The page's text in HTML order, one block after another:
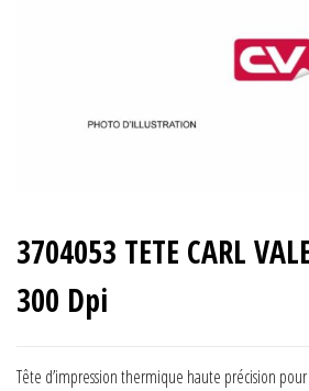
3704053 TETE CARL
300 Dpi
Tête d’impression thermique haute précision